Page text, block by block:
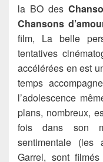
la BO des
Chansons
film, La belle
tentatives
accélérées en est
temps
l’adolescence
plans, nombreux,
fois dans son
sentimentale (les
Garrel, sont